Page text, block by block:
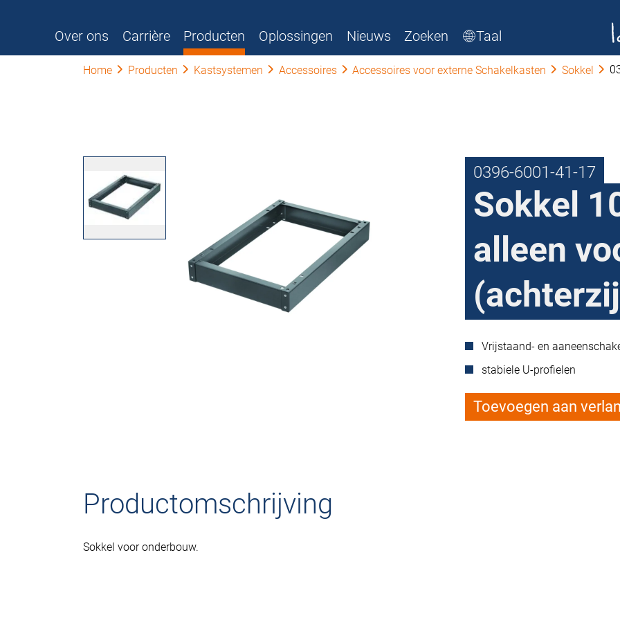
Over ons Carrière Producten Oplossingen Nieuws Zoeken Taal
Home Producten Kastsystemen Accessoires Accessoires voor externe Schakelkasten Sokkel
0396-6001-41-17
Sokkel
alleen
Vrijstaand- en
stabiele U-profielen
Toevoegen aan
Productomschrijving
Sokkel voor onderbouw.